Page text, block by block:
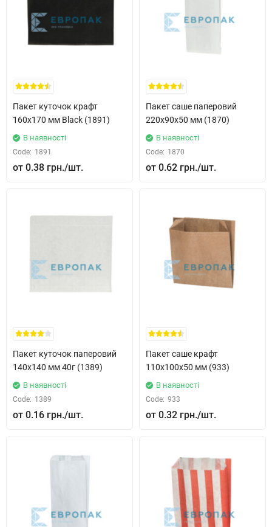
Пакет куточок крафт
160x170 мм Black (1891)
В наявності
Code: 1891
0.38 грн.
Пакет саше паперовий
220x90x50 мм (1870)
В наявності
Code: 1870
0.62 грн.
Пакет куточок паперовий
140x140 мм 40г (1389)
В наявності
Code: 1389
0.16 грн.
Пакет саше крафт
110x100x50 мм (933)
В наявності
Code: 933
0.32 грн.